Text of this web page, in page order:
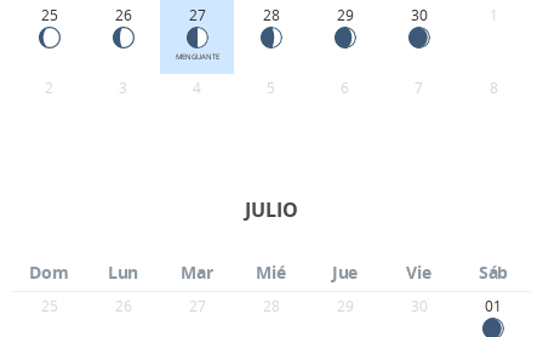
25 26 27
MENGUANTE
28 29 30 1
2 3 4 5 6 7 8
JULIO
Dom Lun Mar Mié Jue Vie Sáb
25 26 27 28 29 30 01